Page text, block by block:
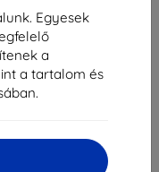
Egyesek
a
a tartalom és